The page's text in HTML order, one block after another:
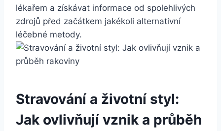
lékařem a získávat informace od spolehlivých
zdrojů před začátkem jakékoli alternativní
léčebné metody.
Stravování a životní styl:
Jak ovlivňují vznik a průběh